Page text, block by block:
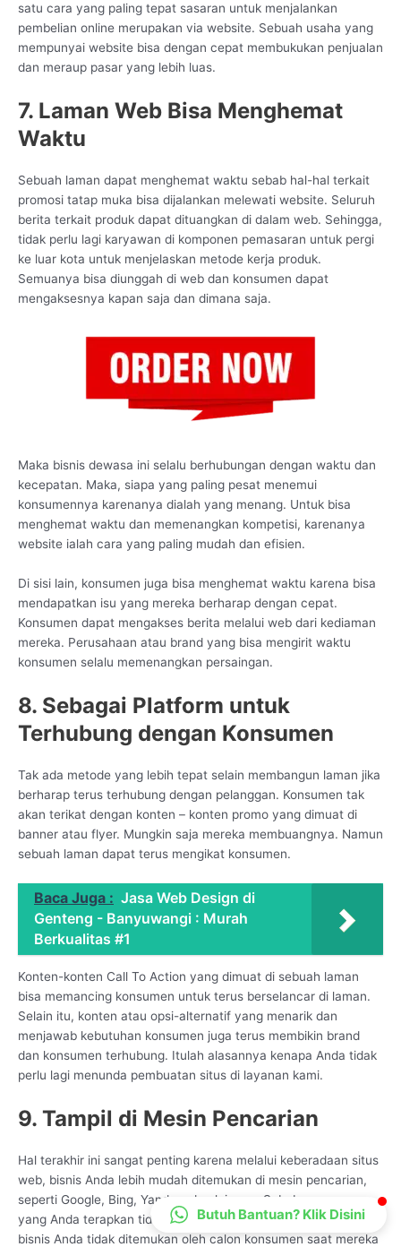
satu cara yang paling tepat sasaran untuk menjalankan
pembelian online merupakan via website. Sebuah usaha yang
mempunyai website bisa dengan cepat membukukan penjualan
dan meraup pasar yang lebih luas.
7. Laman Web Bisa Menghemat
Waktu
Sebuah laman dapat menghemat waktu sebab hal-hal terkait
promosi tatap muka bisa dijalankan melewati website. Seluruh
berita terkait produk dapat dituangkan di dalam web. Sehingga,
tidak perlu lagi karyawan di komponen pemasaran untuk pergi
ke luar kota untuk menjelaskan metode kerja produk.
Semuanya bisa diunggah di web dan konsumen dapat
mengaksesnya kapan saja dan dimana saja.
Maka bisnis dewasa ini selalu berhubungan dengan waktu dan
kecepatan. Maka, siapa yang paling pesat menemui
konsumennya karenanya dialah yang menang. Untuk bisa
menghemat waktu dan memenangkan kompetisi, karenanya
website ialah cara yang paling mudah dan efisien.
Di sisi lain, konsumen juga bisa menghemat waktu karena bisa
mendapatkan isu yang mereka berharap dengan cepat.
Konsumen dapat mengakses berita melalui web dari kediaman
mereka. Perusahaan atau brand yang bisa mengirit waktu
konsumen selalu memenangkan persaingan.
8. Sebagai Platform untuk
Terhubung dengan Konsumen
Tak ada metode yang lebih tepat selain membangun laman jika
berharap terus terhubung dengan pelanggan. Konsumen tak
akan terikat dengan konten – konten promo yang dimuat di
banner atau flyer. Mungkin saja mereka membuangnya. Namun
sebuah laman dapat terus mengikat konsumen.
Baca Juga : Jasa Web Design di
Genteng - Banyuwangi : Murah
Berkualitas #1
Konten-konten Call To Action yang dimuat di sebuah laman
bisa memancing konsumen untuk terus berselancar di laman.
Selain itu, konten atau opsi-alternatif yang menarik dan
menjawab kebutuhan konsumen juga terus membikin brand
dan konsumen terhubung. Itulah alasannya kenapa Anda tidak
perlu lagi menunda pembuatan situs di layanan kami.
9. Tampil di Mesin Pencarian
Hal terakhir ini sangat penting karena melalui keberadaan situs
web, bisnis Anda lebih mudah ditemukan di mesin pencarian,
seperti Google, Bing, Yandex, dan lainnya. Sebab, pemasaran
yang Anda terapkan tidak akan membawa hasil apapun jika
bisnis Anda tidak ditemukan oleh calon konsumen saat mereka
CS Lenteraweb
Online
Butuh Bantuan? Klik Disini